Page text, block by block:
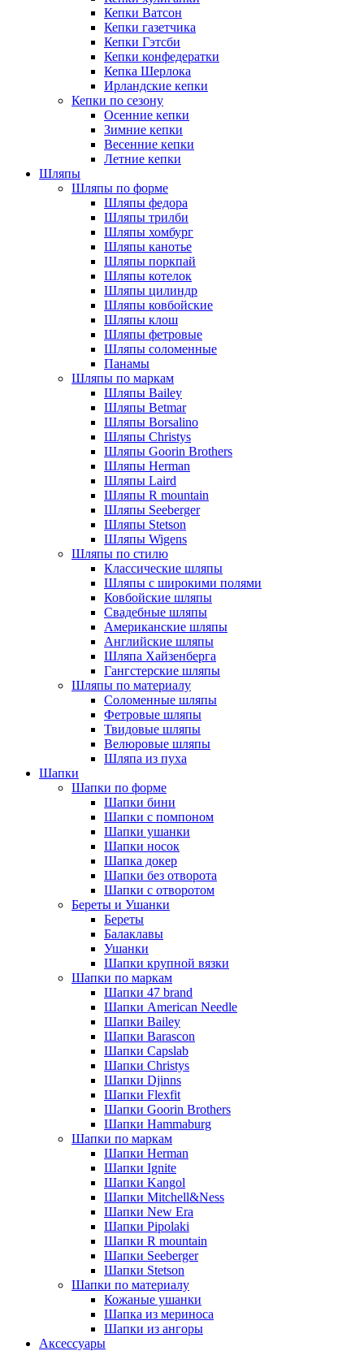
Кепки Ватсон
Кепки газетчика
Кепки Гэтсби
Кепки конфедератки
Кепка Шерлока
Ирландские кепки
Кепки по сезону
Осенние кепки
Зимние кепки
Весенние кепки
Летние кепки
Шляпы
Шляпы по форме
Шляпы федора
Шляпы трилби
Шляпы хомбург
Шляпы канотье
Шляпы поркпай
Шляпы котелок
Шляпы цилиндр
Шляпы ковбойские
Шляпы клош
Шляпы фетровые
Шляпы соломенные
Панамы
Шляпы по маркам
Шляпы Bailey
Шляпы Betmar
Шляпы Borsalino
Шляпы Christys
Шляпы Goorin Brothers
Шляпы Herman
Шляпы Laird
Шляпы R mountain
Шляпы Seeberger
Шляпы Stetson
Шляпы Wigens
Шляпы по стилю
Классические шляпы
Шляпы с широкими полями
Ковбойские шляпы
Свадебные шляпы
Американские шляпы
Английские шляпы
Шляпа Хайзенберга
Гангстерские шляпы
Шляпы по материалу
Соломенные шляпы
Фетровые шляпы
Твидовые шляпы
Велюровые шляпы
Шляпа из пуха
Шапки
Шапки по форме
Шапки бини
Шапки с помпоном
Шапки ушанки
Шапки носок
Шапка докер
Шапки без отворота
Шапки с отворотом
Береты и Ушанки
Береты
Балаклавы
Ушанки
Шапки крупной вязки
Шапки по маркам
Шапки 47 brand
Шапки American Needle
Шапки Bailey
Шапки Barascon
Шапки Capslab
Шапки Christys
Шапки Djinns
Шапки Flexfit
Шапки Goorin Brothers
Шапки Hammaburg
Шапки по маркам
Шапки Herman
Шапки Ignite
Шапки Kangol
Шапки Mitchell&Ness
Шапки New Era
Шапки Pipolaki
Шапки R mountain
Шапки Seeberger
Шапки Stetson
Шапки по материалу
Кожаные ушанки
Шапка из мериноса
Шапки из ангоры
Аксессуары